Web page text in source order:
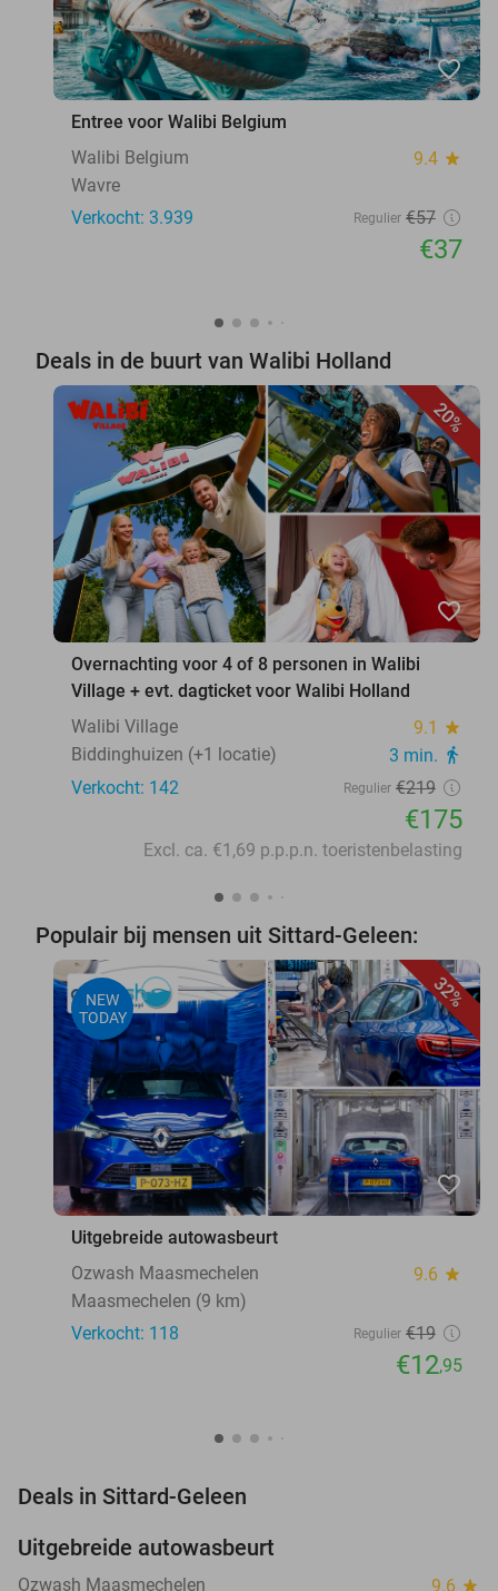
favorite_border
Entree voor Walibi Belgium
Walibi Belgium
9.4 star
Wavre
Verkocht: 3.939
Regulier €57
€37
Deals in de buurt van Walibi Holland
20%
favorite_border
Overnachting voor 4 of 8 personen in Walibi
Village + evt. dagticket voor Walibi Holland
Walibi Village
9.1 star
Biddinghuizen (+1 locatie) 3 min. directions_walk
Verkocht: 142 Regulier €219
€175
Excl. ca. €1,69 p.p.p.n. toeristenbelasting
Populair bij mensen uit Sittard-Geleen:
32%
NEW
TODAY
favorite_border
Uitgebreide autowasbeurt
Ozwash Maasmechelen
9.6 star
Maasmechelen (9 km)
Verkocht: 118
Regulier €19
€12,95
Deals in Sittard-Geleen
NEW
TODAY
Uitgebreide autowasbeurt
Ozwash Maasmechelen 9.6 star